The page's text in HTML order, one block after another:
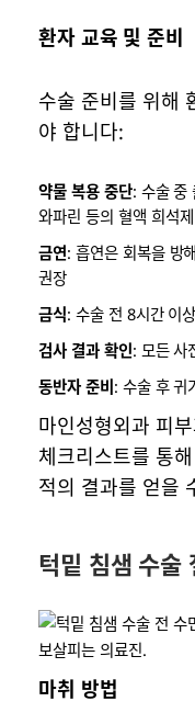
환자 교육 및 준비
수술 준비를 위해
야 합니다:
약물 복용 중단: 수술 중
와파린 등의 혈액 희석
금연: 흡연은 회복을 방
권장
금식: 수술 전 8시간 이
검사 결과 확인: 모든 사
동반자 준비: 수술 후 귀
마인성형외과 피
체크리스트를 통
적의 결과를 얻을
턱밑 침샘 수술
마취 방법